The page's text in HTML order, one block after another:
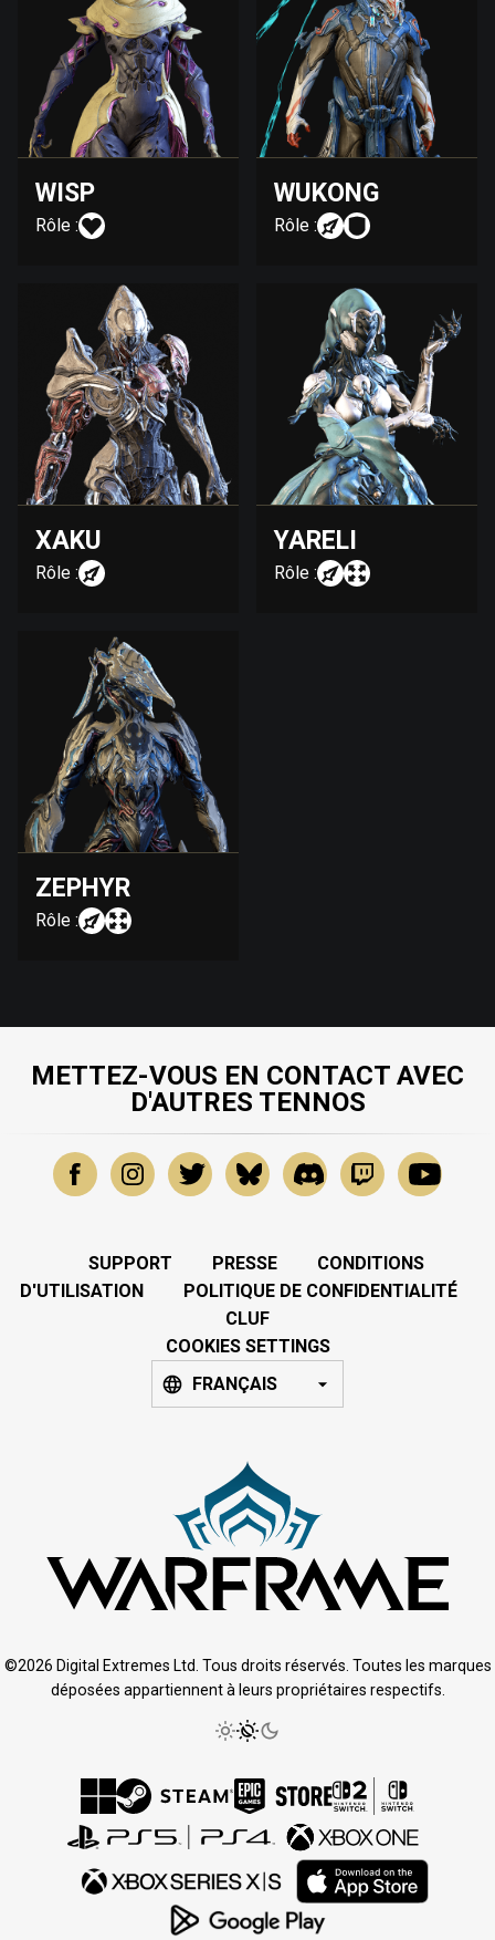
WISP
Rôle :
WUKONG
Rôle :
XAKU
Rôle :
YARELI
Rôle :
ZEPHYR
Rôle :
METTEZ-VOUS EN CONTACT AVEC
D'AUTRES TENNOS
SUPPORT PRESSE
CONDITIONS
D'UTILISATION
POLITIQUE DE CONFIDENTIALITÉ
CLUF
COOKIES SETTINGS
FRANÇAIS
©2026 Digital Extremes Ltd. Tous droits réservés. Toutes les marques
déposées appartiennent à leurs propriétaires respectifs.